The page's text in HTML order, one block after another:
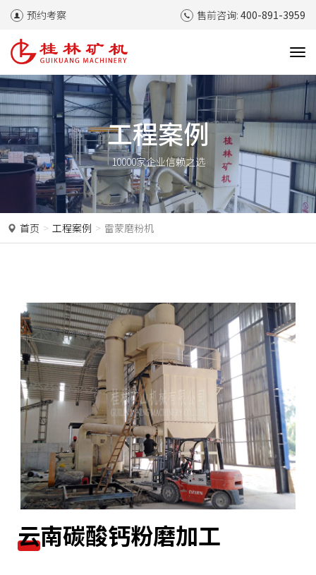
预约考察 售前咨询: 400-891-3959
T
g
l
e
a
i
g
t
工程案例
10000家企业信赖之选
首页 工程案例 雷蒙磨粉机
云南碳酸钙粉磨加工